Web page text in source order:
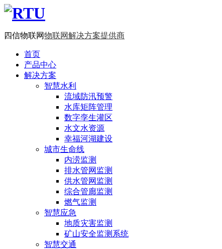
四信物联网物联网解决方案提供商
首页
产品中心
解决方案
智慧水利
流域防汛预警
水库矩阵管理
数字孪生灌区
水文水资源
幸福河湖建设
城市生命线
内涝监测
排水管网监测
供水管网监测
综合管廊监测
燃气监测
智慧应急
地质灾害监测
矿山安全监测系统
智慧交通